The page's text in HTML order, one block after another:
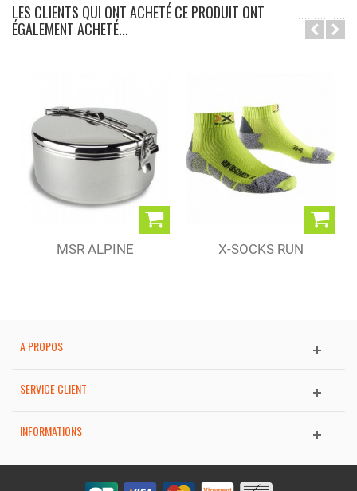
LES CLIENTS QUI ONT ACHETÉ CE PRODUIT ONT
ÉGALEMENT ACHETÉ...
MSR ALPINE
X-SOCKS RUN
A PROPOS
SERVICE CLIENT
INFORMATIONS